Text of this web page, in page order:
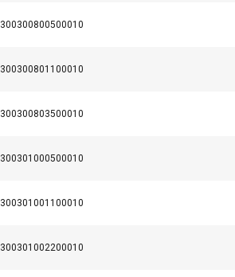
300300800500010
300300801100010
300300803500010
300301000500010
300301001100010
300301002200010